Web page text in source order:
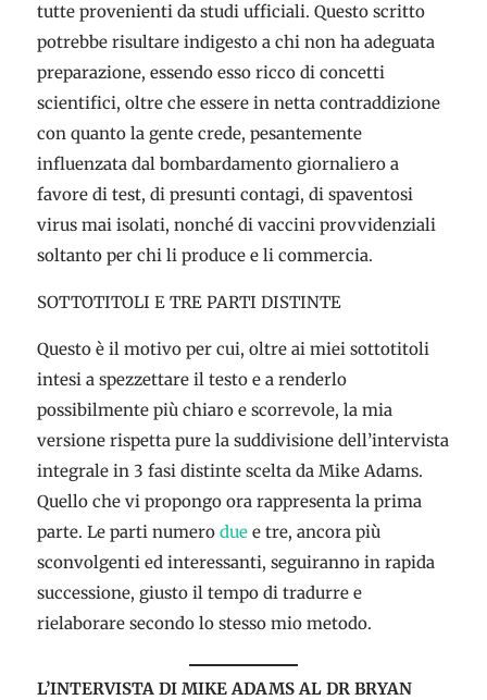
tutte provenienti da studi ufficiali. Questo scritto
potrebbe risultare indigesto a chi non ha adeguata
preparazione, essendo esso ricco di concetti
scientifici, oltre che essere in netta contraddizione
con quanto la gente crede, pesantemente
influenzata dal bombardamento giornaliero a
favore di test, di presunti contagi, di spaventosi
virus mai isolati, nonché di vaccini provvidenziali
soltanto per chi li produce e li commercia.
SOTTOTITOLI E TRE PARTI DISTINTE
Questo è il motivo per cui, oltre ai miei sottotitoli
intesi a spezzettare il testo e a renderlo
possibilmente più chiaro e scorrevole, la mia
versione rispetta pure la suddivisione dell’intervista
integrale in 3 fasi distinte scelta da Mike Adams.
Quello che vi propongo ora rappresenta la prima
parte. Le parti numero duee tre, ancora più
sconvolgenti ed interessanti, seguiranno in rapida
successione, giusto il tempo di tradurre e
rielaborare secondo lo stesso mio metodo.
L’INTERVISTA DI MIKE ADAMS AL DR BRYAN